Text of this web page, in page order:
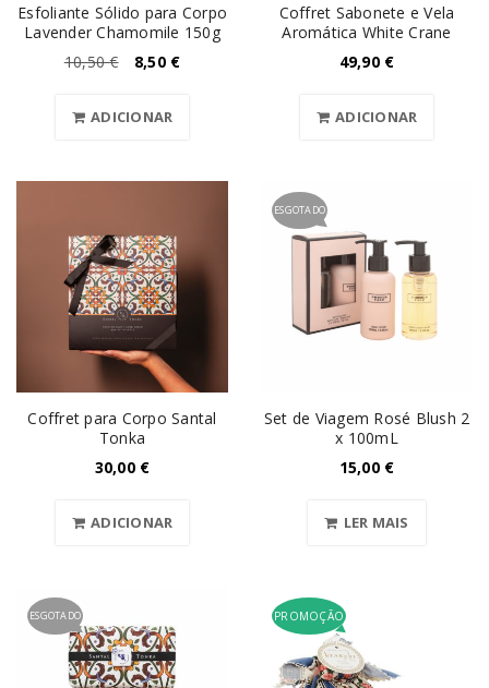
Esfoliante Sólido para Corpo
Lavender Chamomile 150g
10,50€ 8,50 €
ADICIONAR
Coffret Sabonete e Vela
Aromática White Crane
49,90 €
ADICIONAR
Coffret para Corpo Santal
Tonka
30,00 €
ADICIONAR
ESGOTADO
Set de Viagem Rosé Blush 2
x 100mL
15,00 €
LER MAIS
ESGOTADO PROMOÇÃO